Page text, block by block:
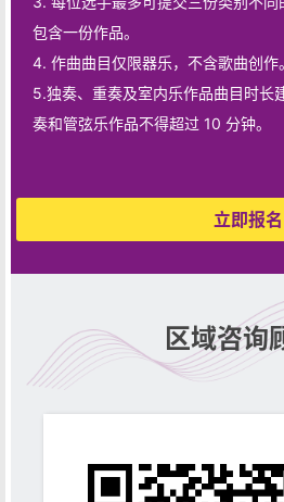
包含一份作品。
4. 作曲曲目仅限器乐，不含歌曲创作。
5.独奏、重奏及室内乐作品曲目时长
奏和管弦乐作品不得超过 10 分钟。
立即报名
区域咨询